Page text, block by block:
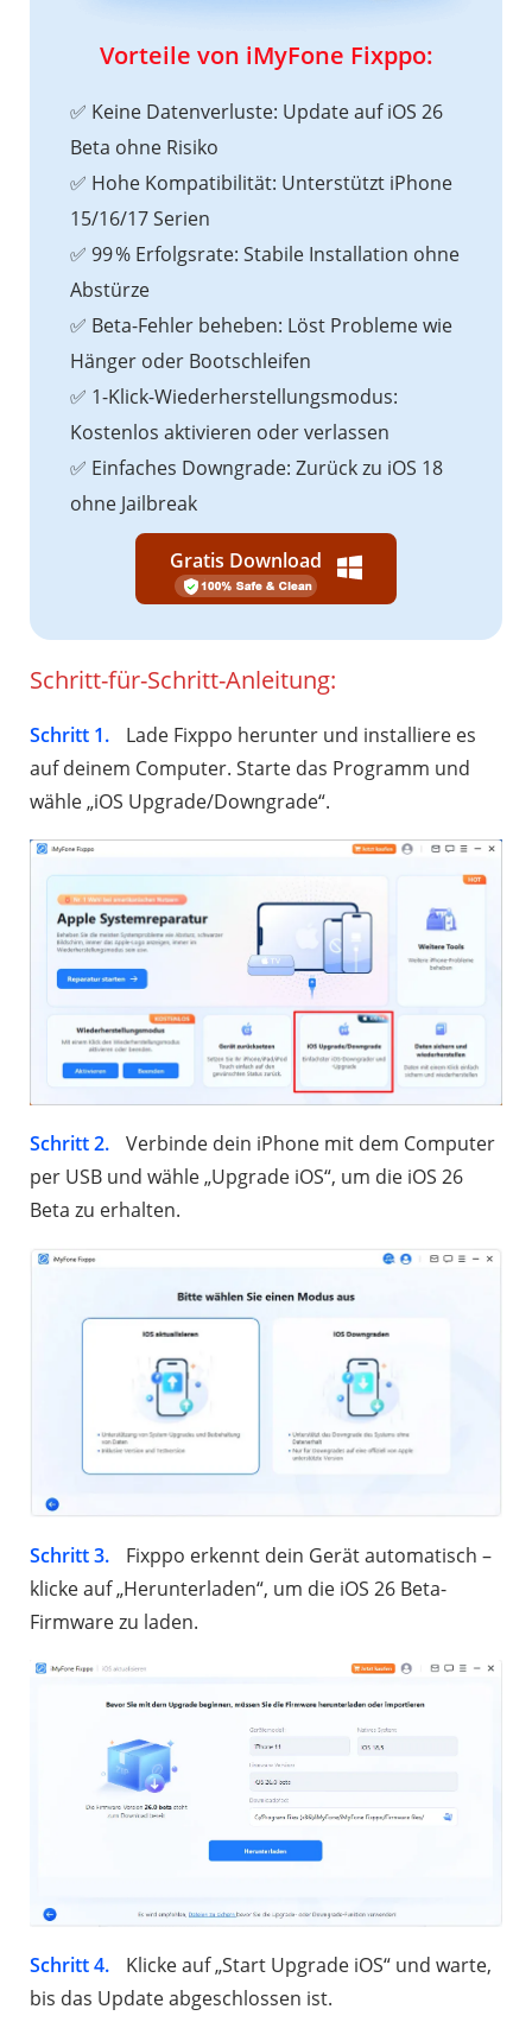
Vorteile von iMyFone Fixppo:
✅ Keine Datenverluste: Update auf iOS 26
Beta ohne Risiko
✅ Hohe Kompatibilität: Unterstützt iPhone
15/16/17 Serien
✅ 99 % Erfolgsrate: Stabile Installation ohne
Abstürze
✅ Beta-Fehler beheben: Löst Probleme wie
Hänger oder Bootschleifen
✅ 1-Klick-Wiederherstellungsmodus:
Kostenlos aktivieren oder verlassen
✅ Einfaches Downgrade: Zurück zu iOS 18
ohne Jailbreak
Gratis Download
Schritt-für-Schritt-Anleitung:
Schritt 1.
Lade Fixppo herunter und installiere es
auf deinem Computer. Starte das Programm und
wähle „iOS Upgrade/Downgrade“.
Schritt 2.
Verbinde dein iPhone mit dem Computer
per USB und wähle „Upgrade iOS“, um die iOS 26
Beta zu erhalten.
Schritt 3.
Fixppo erkennt dein Gerät automatisch –
klicke auf „Herunterladen“, um die iOS 26 Beta-
Firmware zu laden.
Schritt 4.
Klicke auf „Start Upgrade iOS“ und warte,
bis das Update abgeschlossen ist.